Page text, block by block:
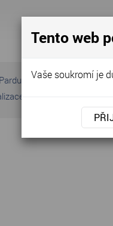
© Šaty
pro vyhledávače
Tento web
Vaše soukromí je